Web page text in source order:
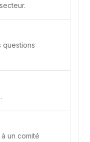
questions
un comité